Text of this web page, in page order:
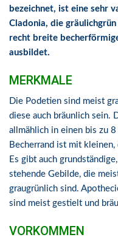
Facebook Messenger
bezeichnet, ist eine sehr
Cladonia, die
recht breite
ausbildet.
MERKMALE
Die Podetien sind meist
diese auch bräunlich sein.
allmählich in einen bis zu
Becherrand ist mit
Es gibt auch
stehende Gebilde, die
graugrünlich sind.
sind meist gestielt und
VORKOMMEN